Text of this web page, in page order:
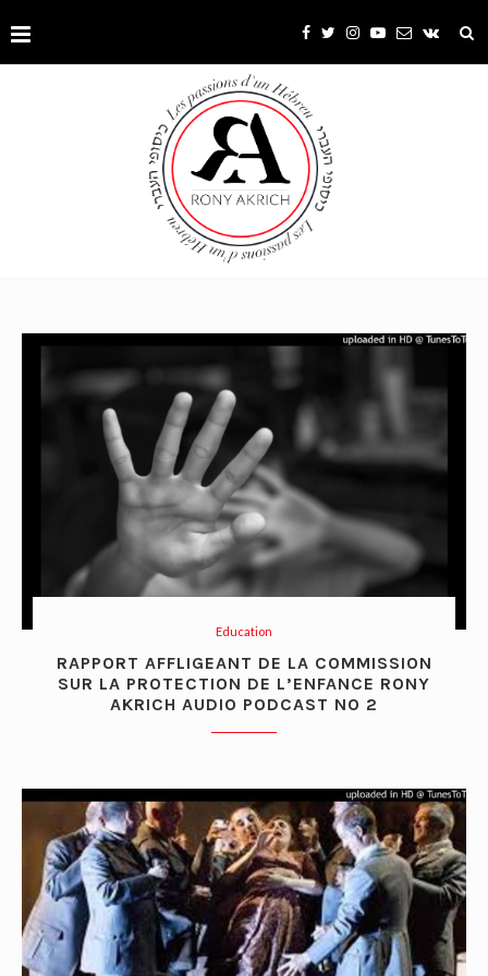
Education
RAPPORT AFFLIGEANT DE LA COMMISSION
SUR LA PROTECTION DE L’ENFANCE RONY
AKRICH AUDIO PODCAST NO 2